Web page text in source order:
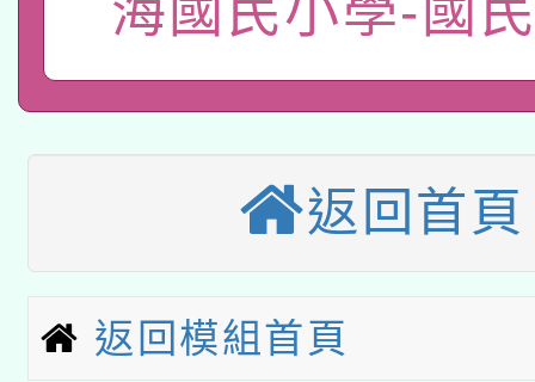
礎課程
A3數位素養講師名單
「數位內容與教學軟體
pilot」
有關大陸委員會函釋公
薪期間赴陸應申請許可
有關原住民族委員會
公告之原住民族歲時祭
一案。
兒童少年暑期犯罪預防
答一案
有關本府115年70歲以
返回首頁
返回模組首頁